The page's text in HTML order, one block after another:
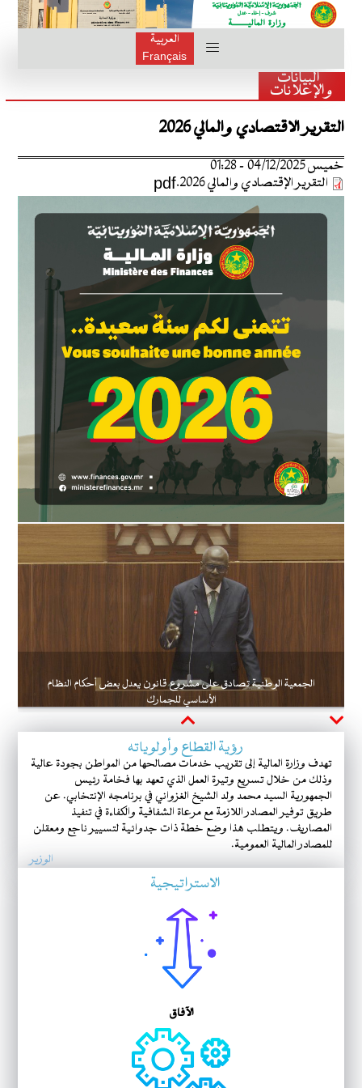
العربية
Français
البيانات
والإعلانات
التقرير الاقتصادي والمالي 2026
خميس 04/12/2025 - 01:28
التقرير الإقتصادي والمالي 2026.pdf
وزير المالية يستقبل وفدا من مجموعة “تيليوم”
الجمعية الوطنية تصادق على مشروع قانون يعدل بعض أحكام النظام
الأساسي للجمارك
رؤية القطاع وأولوياته
تهدف وزارة المالية إلى تقريب خدمات مصالحها من المواطن بجودة عالية
وذلك من خلال تسريع وتيرة العمل الذي تعهد بها فخامة رئيس
الجمهورية السيد محمد ولد الشيخ الغزواني في برنامجه الإنتخابي. عن
طريق توفير المصادر اللازمة مع مرعاة الشفافية والكفاءة في تنفيذ
المصاريف. ويتطلب هذا وضع خطة ذات جدوائية لتسيير ناجع ومعقلن
للمصادر المالية العمومية.
الوزير
الاستراتيجية
الآفاق